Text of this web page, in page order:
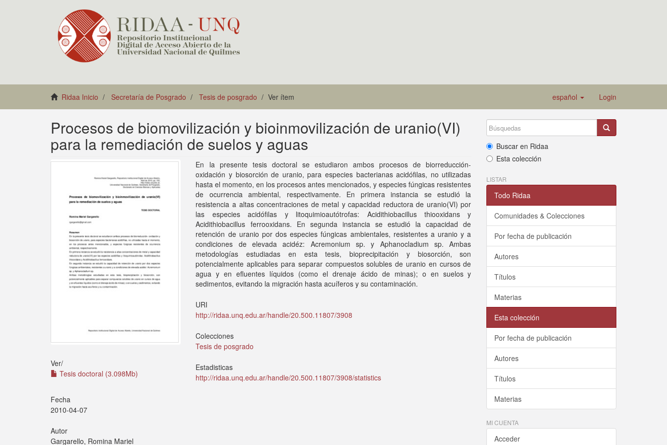
Ridaa Inicio Secretaría de Posgrado Tesis de posgrado Ver ítem español Login
Procesos de biomovilización y bioinmovilización de uranio(VI)
para la remediación de suelos y aguas
Ver/
Tesis doctoral (3.098Mb)
Fecha
2010-04-07
Autor
Gargarello, Romina Mariel
En la presente tesis doctoral se estudiaron ambos procesos de biorreducción-
oxidación y biosorción de uranio, para especies bacterianas acidófilas, no utilizadas
hasta el momento, en los procesos antes mencionados, y especies fúngicas resistentes
de ocurrencia ambiental, respectivamente. En primera instancia se estudió la
resistencia a altas concentraciones de metal y capacidad reductora de uranio(VI) por
las especies acidófilas y litoquimioautótrofas: Acidithiobacillus thiooxidans y
Acidithiobacillus ferrooxidans. En segunda instancia se estudió la capacidad de
retención de uranio por dos especies fúngicas ambientales, resistentes a uranio y a
condiciones de elevada acidéz: Acremonium sp. y Aphanocladium sp. Ambas
metodologías estudiadas en esta tesis, bioprecipitación y biosorción, son
potencialmente aplicables para separar compuestos solubles de uranio en cursos de
agua y en efluentes líquidos (como el drenaje ácido de minas); o en suelos y
sedimentos, evitando la migración hasta acuíferos y su contaminación.
URI
http://ridaa.unq.edu.ar/handle/20.500.11807/3908
Colecciones
Tesis de posgrado
Estadisticas
http://ridaa.unq.edu.ar/handle/20.500.11807/3908/statistics
Buscar en Ridaa
Esta colección
LISTAR
Todo Ridaa
Comunidades & Colecciones
Por fecha de publicación
Autores
Títulos
Materias
Esta colección
Por fecha de publicación
Autores
Títulos
Materias
MI CUENTA
Acceder